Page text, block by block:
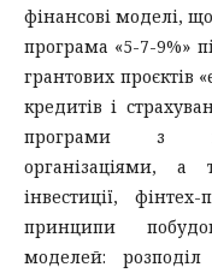
фінансові моделі,
програма «5-7-9%»
грантових проєктів
кредитів і
програми з
організаціями, а
інвестиції,
принципи
моделей: